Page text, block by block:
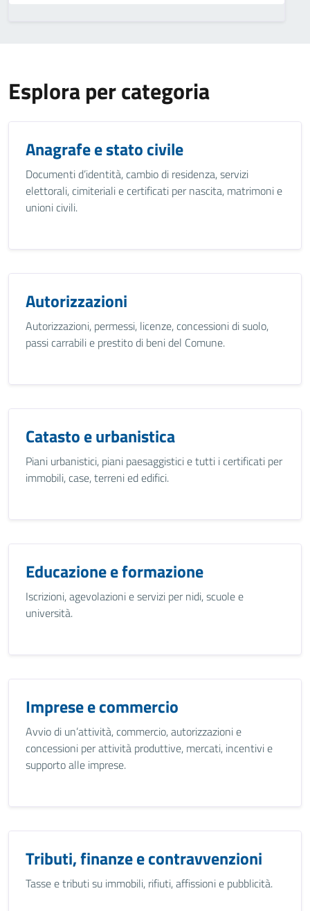
Esplora per categoria
Anagrafe e stato civile
Documenti d’identità, cambio di residenza, servizi
elettorali, cimiteriali e certificati per nascita, matrimoni e
unioni civili.
Autorizzazioni
Autorizzazioni, permessi, licenze, concessioni di suolo,
passi carrabili e prestito di beni del Comune.
Catasto e urbanistica
Piani urbanistici, piani paesaggistici e tutti i certificati per
immobili, case, terreni ed edifici.
Educazione e formazione
Iscrizioni, agevolazioni e servizi per nidi, scuole e
università.
Imprese e commercio
Avvio di un’attività, commercio, autorizzazioni e
concessioni per attività produttive, mercati, incentivi e
supporto alle imprese.
Tributi, finanze e contravvenzioni
Tasse e tributi su immobili, rifiuti, affissioni e pubblicità.